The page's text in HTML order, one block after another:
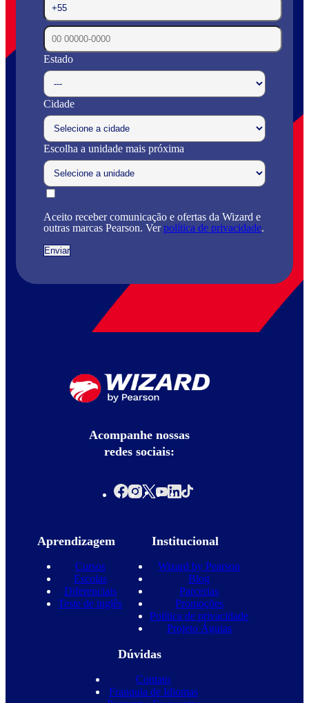
Estado
Cidade
Escolha a unidade mais próxima
Aceito receber comunicação e ofertas da Wizard e
outras marcas Pearson. Verpolítica de privacidade.
Acompanhe nossas
redes sociais:
Aprendizagem
Cursos
Escolas
Diferenciais
Teste de inglês
Institucional
Wizard by Pearson
Blog
Parcerias
Promoções
Política de privacidade
Projeto Águias
Dúvidas
Contato
Franquia de Idiomas